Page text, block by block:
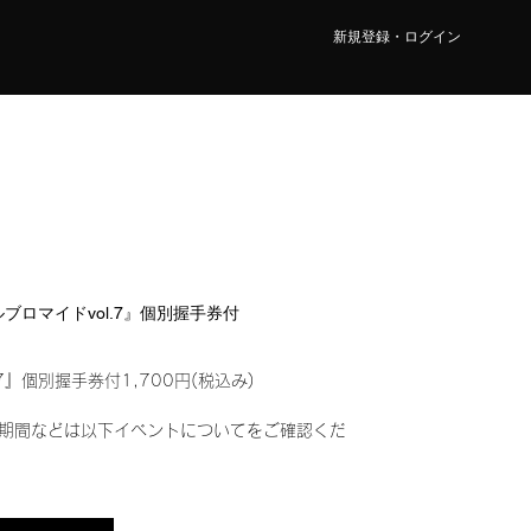
新規登録・ログイン
ロマイドvol.7』個別握手券付
』個別握手券付1,700円(税込み)
間などは以下イベントについてをご確認くだ